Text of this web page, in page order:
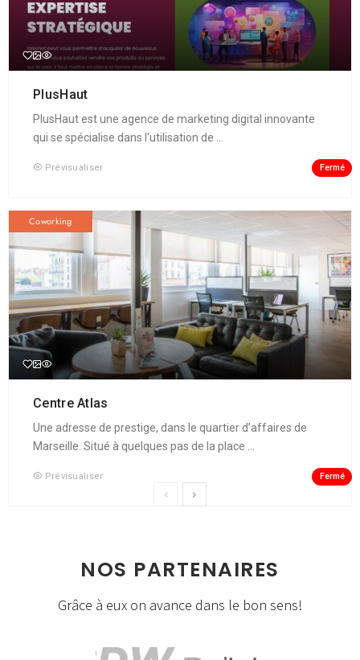
PlusHaut
PlusHaut est une agence de marketing digital innovante
qui se spécialise dans l'utilisation de ...
Prévisualiser Fermé
Coworking
Centre Atlas
Une adresse de prestige, dans le quartier d’affaires de
Marseille. Situé à quelques pas de la place ...
Prévisualiser Fermé
NOS PARTENAIRES
Grâce à eux on avance dans le bon sens!